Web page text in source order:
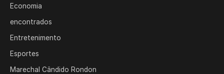
Economia
encontrados
Entretenimento
Esportes
Marechal Cândido Rondon